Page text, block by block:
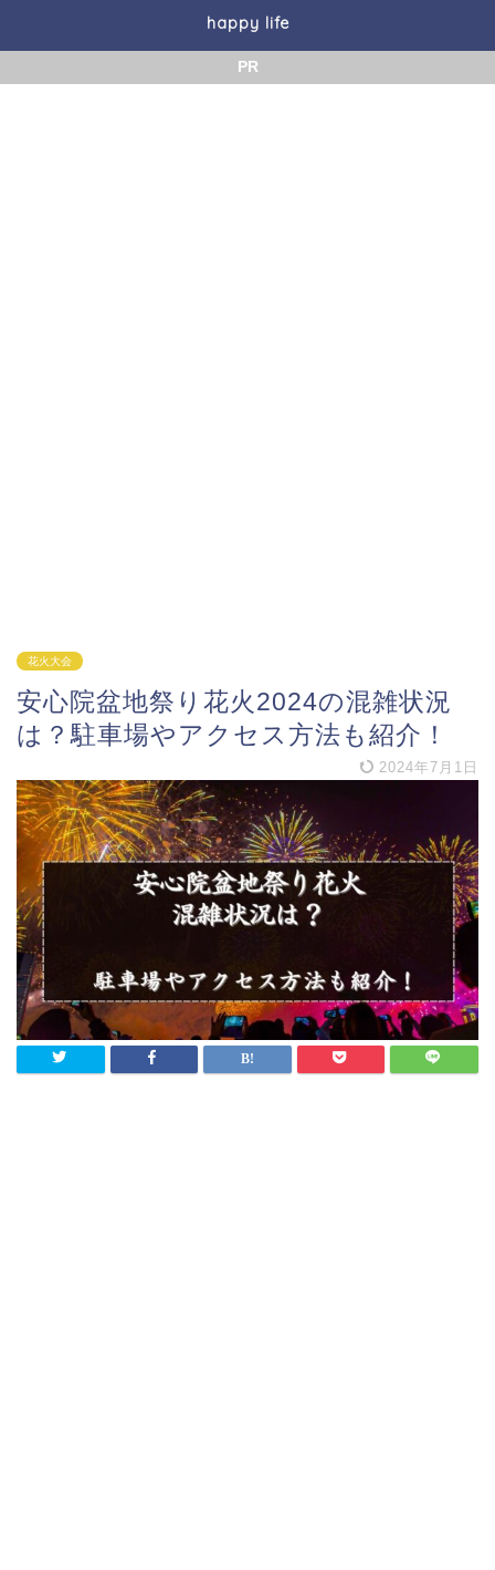
happy life
PR
花火大会
安心院盆地祭り花火2024の混雑状況
は？駐車場やアクセス方法も紹介！
2024年7月1日